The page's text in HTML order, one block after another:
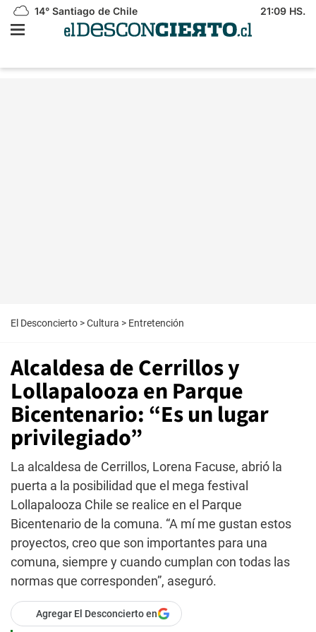
14° Santiago de Chile 21:09 HS.
El Desconcierto >Cultura > Entretención
Alcaldesa de Cerrillos y
Lollapalooza en Parque
Bicentenario: “Es un lugar
privilegiado”
La alcaldesa de Cerrillos, Lorena Facuse, abrió la
puerta a la posibilidad que el mega festival
Lollapalooza Chile se realice en el Parque
Bicentenario de la comuna. “A mí me gustan estos
proyectos, creo que son importantes para una
comuna, siempre y cuando cumplan con todas las
normas que corresponden”, aseguró.
Agregar El Desconcierto en